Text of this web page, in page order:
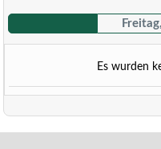
Es wurden